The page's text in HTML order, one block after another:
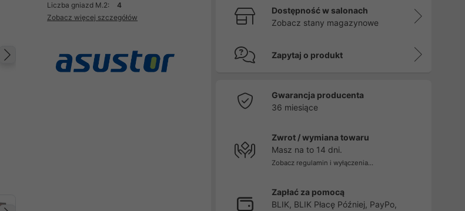
Następny
Liczba gniazd M.2:
4
Zobacz więcej szczegółów
Dostępność w salonach
Zobacz stany magazynowe
Zapytaj o produkt
Gwarancja producenta
36 miesiące
Zwrot / wymiana towaru
Masz na to 14 dni.
Zobacz regulamin i wyłączenia...
Zapłać za pomocą
BLIK, BLIK Płacę Później, PayPo,